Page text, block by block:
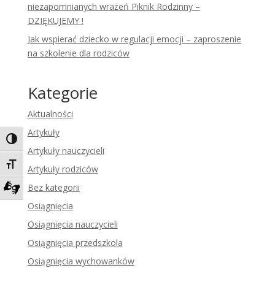
Toggle High Contrast
Toggle Font size
Zadzwoń do tłumacza języka migowego
niezapomnianych wrażeń Piknik Rodzinny –
DZIĘKUJEMY !
Jak wspierać dziecko w regulacji emocji – zaproszenie
na szkolenie dla rodziców
Kategorie
Aktualności
Artykuły
Artykuły nauczycieli
Artykuły rodziców
Bez kategorii
Osiągnięcia
Osiągnięcia nauczycieli
Osiągnięcia przedszkola
Osiągnięcia wychowanków